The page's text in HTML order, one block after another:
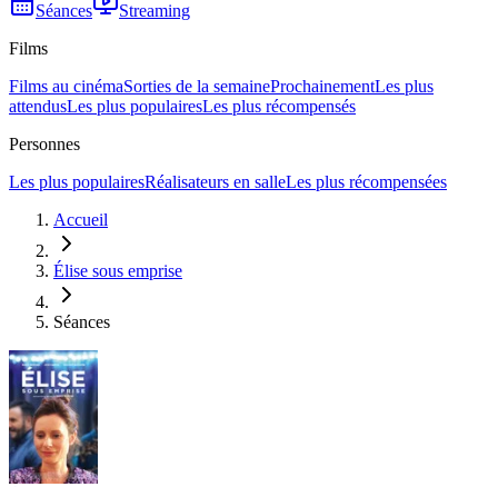
Séances
Streaming
Films
Films au cinémaSorties de la semaineProchainementLes plus
attendusLes plus populairesLes plus récompensés
Personnes
Les plus populairesRéalisateurs en salleLes plus récompensées
Accueil
Élise sous emprise
Séances